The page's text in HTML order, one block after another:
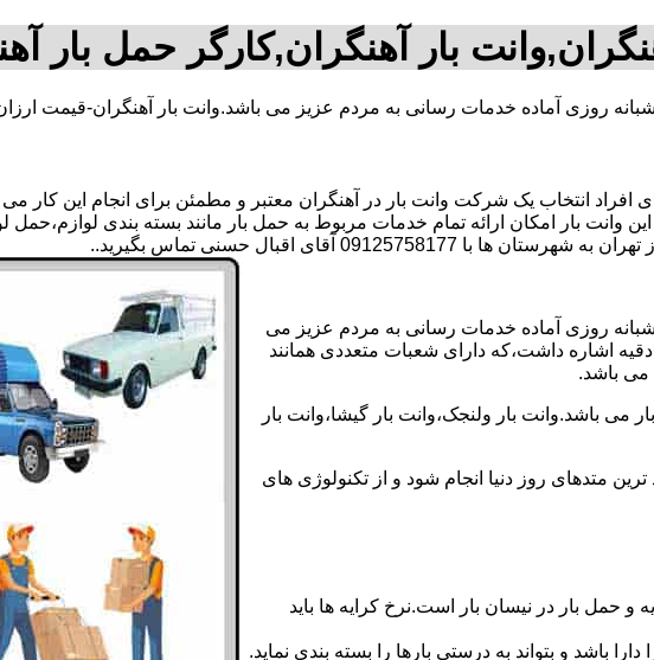
بار آهنگران,کارگر حمل بار
روزی آماده خدمات رسانی به مردم عزیز می باشد.وانت بار آهنگران-قیمت
انتخاب یک شرکت وانت بار در آهنگران معتبر و مطمئن برای انجام این کار می
وانت بار امکان ارائه تمام خدمات مربوط به حمل بار مانند بسته بندی
آقای اقبال حسنی تماس بگیرید..
شبانه روزی آماده خدمات رسانی به مردم عزیز می
اشاره داشت،که دارای شعبات متعددی همانند
می باشد.
باشد.وانت بار ولنجک،وانت بار گیشا،وانت بار
متدهای روز دنیا انجام شود و از تکنولوژی های
حمل بار در نیسان بار است.نرخ کرایه ها باید
باشد و بتواند به درستی بارها را بسته بندی نماید.